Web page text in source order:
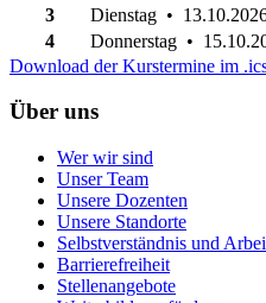
3
Dienstag •
4
Donnerstag •
Download der Kurstermine im
Über uns
Wer wir sind
Unser Team
Unsere Dozenten
Unsere Standorte
Selbstverständnis und
Barrierefreiheit
Stellenangebote